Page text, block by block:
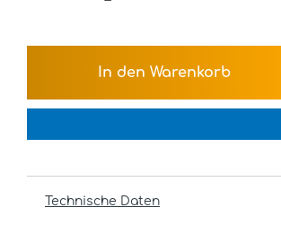
In den Warenkorb
Technische Daten